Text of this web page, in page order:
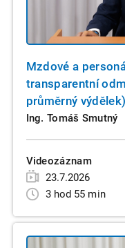
Mzdové a
transparentní
průměrný výdělek)
Ing. Tomáš Smutný
Videozáznam
23.7.2026
3 hod 55 min